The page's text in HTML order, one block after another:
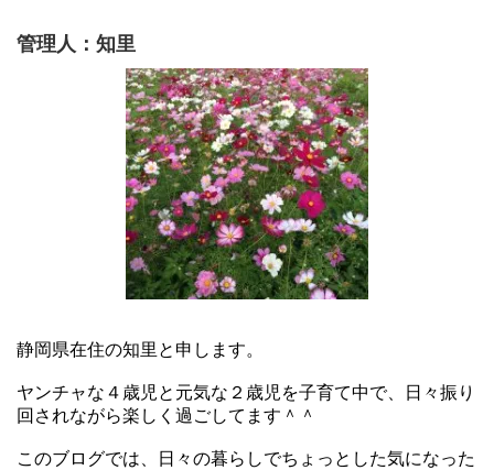
管理人：知里
静岡県在住の知里と申します。
ヤンチャな４歳児と元気な２歳児を子育て中で、日々振り
回されながら楽しく過ごしてます＾＾
このブログでは、日々の暮らしでちょっとした気になった